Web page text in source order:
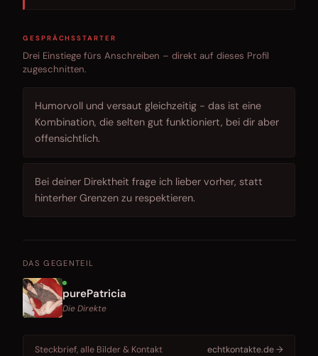
GESPRÄCHSSTARTER
Drei Einstiege fürs Anschreiben – direkt auf dieses Profil
zugeschnitten.
Humorvoll und versaut gleichzeitig - das ist eine
Kombination, die selten gut funktioniert, bei dir aber
offensichtlich.
Bei deiner Direktheit frage ich lieber vorher, statt
hinterher Grenzen zu respektieren.
DAS GEGENTEIL
purePatricia
Die Direkte
Steckbrief, alle Bilder & Kontakt echtkontakte.de →